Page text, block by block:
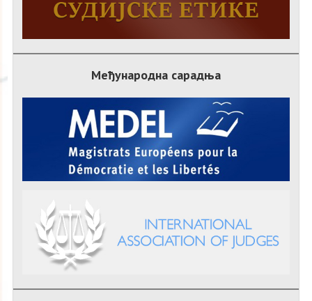
Међународна сарадња